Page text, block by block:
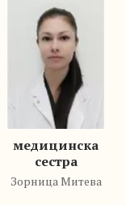
медицинска
сестра
Зорница Митева